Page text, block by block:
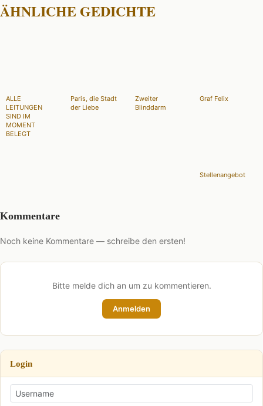
ÄHNLICHE GEDICHTE
ALLE
LEITUNGEN
SIND IM
MOMENT
BELEGT
Paris, die Stadt
der Liebe
Zweiter
Blinddarm
Graf Felix
Stellenangebot
Kommentare
Noch keine Kommentare — schreibe den ersten!
Bitte melde dich an um zu kommentieren.
Anmelden
Login